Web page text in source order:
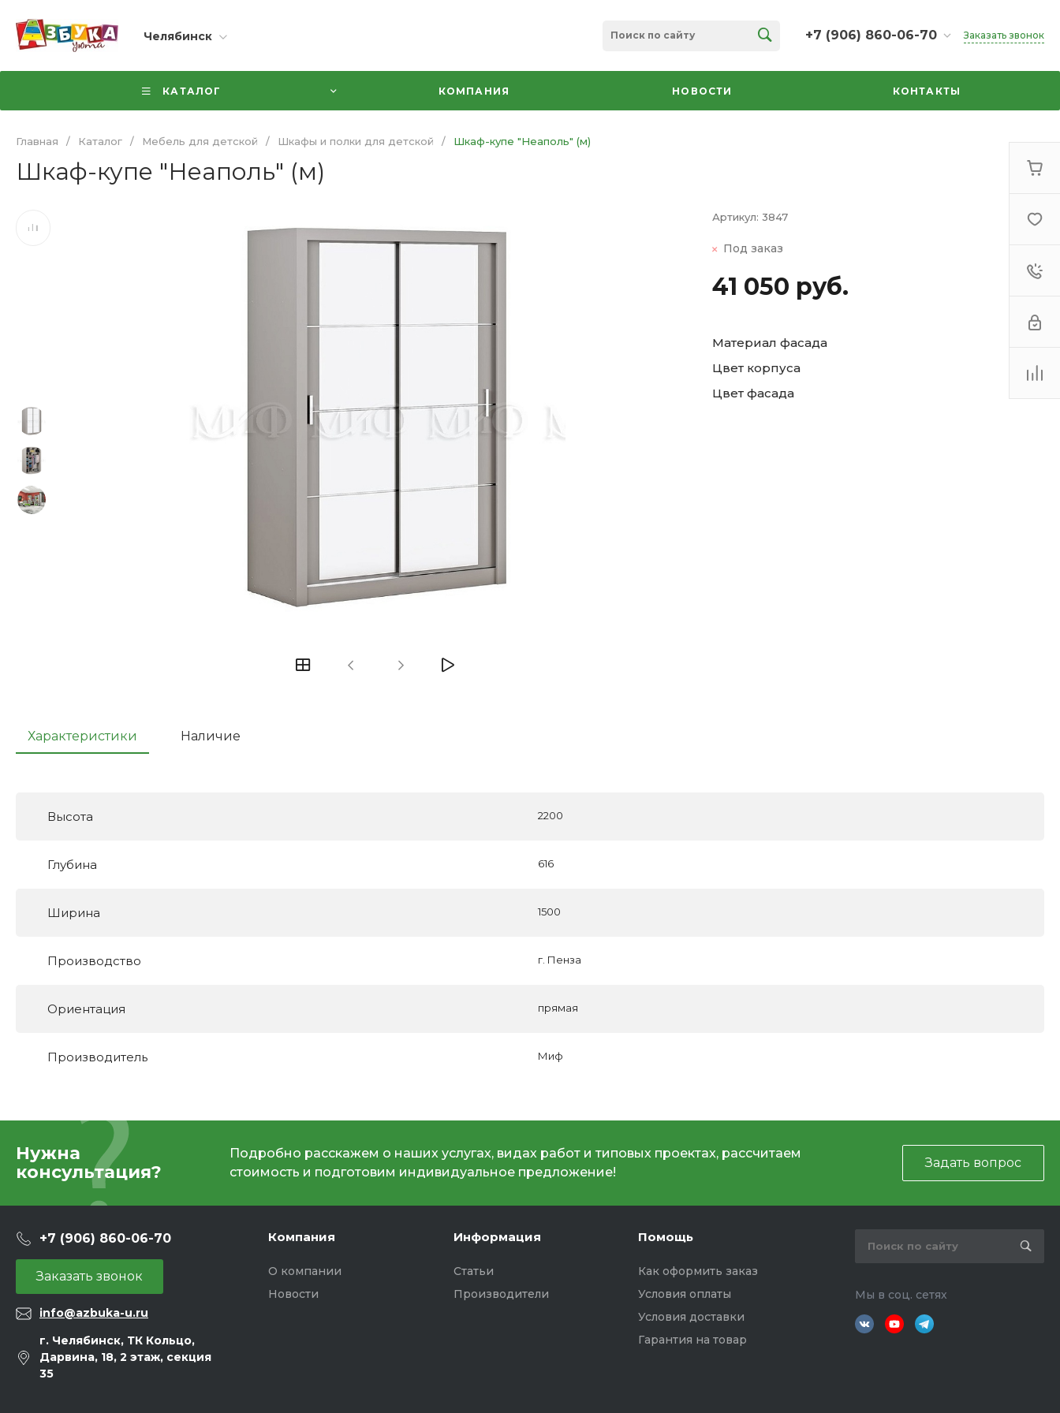
Челябинск +7 (906) 860-06-70
+7 (906) 860-06-70
г. Челябинск, ТК Кольцо,
секция 35
Заказать звонок
КАТАЛОГ КОМПАНИЯ НОВОСТИ КОНТАКТЫ
Главная / Каталог / Мебель для детской / Шкафы и полки для детской / Шкаф-купе "Неаполь" (м)
Шкаф-купе "Неаполь" (м)
Артикул: 3847
Под заказ
41 050 руб.
Материал фасада
Цвет корпуса
Цвет фасада
Характеристики Наличие
Высота 2200
Глубина 616
Ширина 1500
Производство г. Пенза
Ориентация прямая
Производитель Миф
Нужна
консультация?
Подробно расскажем о наших услугах, видах работ и типовых проектах, рассчитаем
стоимость и подготовим индивидуальное предложение!
Задать вопрос
+7 (906) 860-06-70
Заказать звонок
info@azbuka-u.ru
г. Челябинск, ТК Кольцо,
Дарвина, 18, 2 этаж, секция
35
Компания
О компании
Новости
Информация
Статьи
Производители
Помощь
Как оформить заказ
Условия оплаты
Условия доставки
Гарантия на товар
Мы в соц. сетях